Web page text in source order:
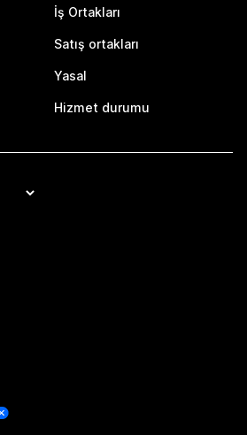
İş Ortakları
Satış ortakları
Yasal
Hizmet durumu